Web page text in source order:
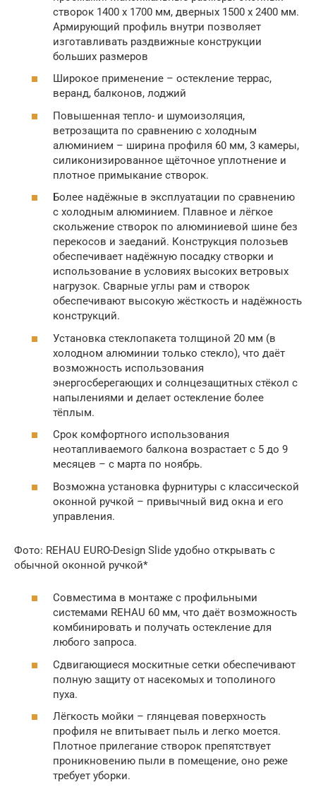
створок 1400 х 1700 мм, дверных 1500 х 2400 мм.
Армирующий профиль внутри позволяет
изготавливать раздвижные конструкции
больших размеров
Широкое применение – остекление террас,
веранд, балконов, лоджий
Повышенная тепло- и шумоизоляция,
ветрозащита по сравнению с холодным
алюминием – ширина профиля 60 мм, 3 камеры,
силиконизированное щёточное уплотнение и
плотное примыкание створок.
Более надёжные в эксплуатации по сравнению
с холодным алюминием. Плавное и лёгкое
скольжение створок по алюминиевой шине без
перекосов и заеданий. Конструкция полозьев
обеспечивает надёжную посадку створки и
использование в условиях высоких ветровых
нагрузок. Сварные углы рам и створок
обеспечивают высокую жёсткость и надёжность
конструкций.
Установка стеклопакета толщиной 20 мм (в
холодном алюминии только стекло), что даёт
возможность использования
энергосберегающих и солнцезащитных стёкол с
напылениями и делает остекление более
тёплым.
Срок комфортного использования
неотапливаемого балкона возрастает с 5 до 9
месяцев – с марта по ноябрь.
Возможна установка фурнитуры с классической
оконной ручкой – привычный вид окна и его
управления.
Фото: REHAU EURO-Design Slide удобно открывать с
обычной оконной ручкой*
Совместима в монтаже с профильными
системами REHAU 60 мм, что даёт возможность
комбинировать и получать остекление для
любого запроса.
Сдвигающиеся москитные сетки обеспечивают
полную защиту от насекомых и тополиного
пуха.
Лёгкость мойки – глянцевая поверхность
профиля не впитывает пыль и легко моется.
Плотное прилегание створок препятствует
проникновению пыли в помещение, оно реже
требует уборки.